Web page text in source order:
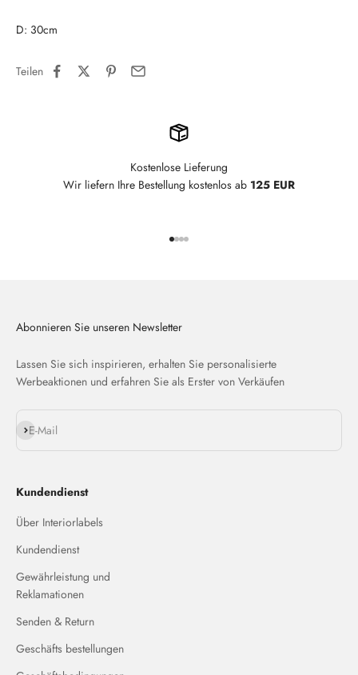
D: 30cm
Teilen
Kostenlose Lieferung
Wir liefern Ihre Bestellung kostenlos ab 125 EUR
Abonnieren Sie unseren Newsletter
Lassen Sie sich inspirieren, erhalten Sie personalisierte
Werbeaktionen und erfahren Sie als Erster von Verkäufen
E-Mail
Abonnieren
Kundendienst
Über Interiorlabels
Kundendienst
Gewährleistung und
Reklamationen
Senden & Return
Geschäfts bestellungen